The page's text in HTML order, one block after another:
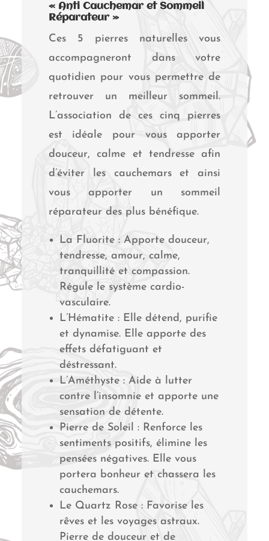
« Anti Cauchemar et Sommeil
Réparateur »
Ces 5 pierres naturelles vous
accompagneront dans votre
quotidien pour vous permettre de
retrouver un meilleur sommeil.
L’association de ces cinq pierres
est idéale pour vous apporter
douceur, calme et tendresse afin
d’éviter les cauchemars et ainsi
vous apporter un sommeil
réparateur des plus bénéfique.
La Fluorite : Apporte douceur,
tendresse, amour, calme,
tranquillité et compassion.
Régule le système cardio-
vasculaire.
L’Hématite : Elle détend, purifie
et dynamise. Elle apporte des
effets défatiguant et
déstressant.
L’Améthyste : Aide à lutter
contre l’insomnie et apporte une
sensation de détente.
Pierre de Soleil : Renforce les
sentiments positifs, élimine les
pensées négatives. Elle vous
portera bonheur et chassera les
cauchemars.
Le Quartz Rose : Favorise les
rêves et les voyages astraux.
Pierre de douceur et de